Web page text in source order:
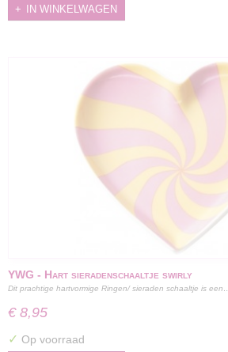
IN WINKELWAGEN
YWG - Hart sieradenschaaltje swirly
Dit prachtige hartvormige Ringen/ sieraden schaaltje is een…
€ 8,95
✓ Op voorraad